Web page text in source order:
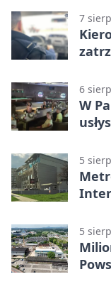
7
6
W
5
5